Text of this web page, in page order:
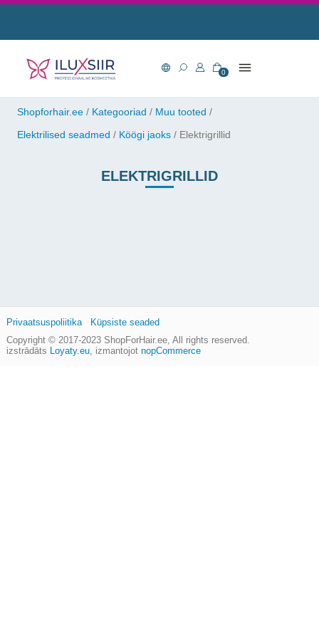
0
Shopforhair.ee / Kategooriad / Muu tooted /
Elektrilised seadmed / Köögi jaoks / Elektrigrillid
ELEKTRIGRILLID
Copyright © 2017-2023 ShopForHair.ee, All rights reserved.
izstrādāts Loyaty.eu, izmantojot nopCommerce
Privaatsuspoliitika Küpsiste seaded